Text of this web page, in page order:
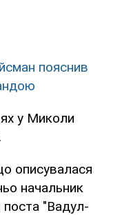
пояснив
у Миколи
описувалася
начальник
поста "Вадул-